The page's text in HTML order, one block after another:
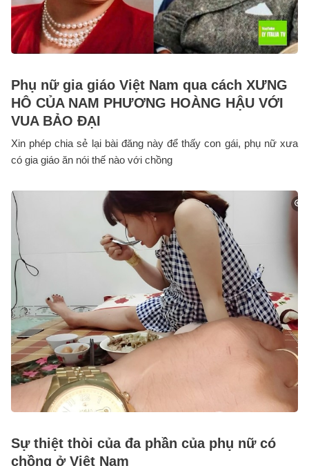
Phụ nữ gia giáo Việt Nam qua cách XƯNG
HÔ CỦA NAM PHƯƠNG HOÀNG HẬU VỚI
VUA BẢO ĐẠI
Xin phép chia sẻ lại bài đăng này để thấy con gái, phụ nữ xưa
có gia giáo ăn nói thế nào với chồng
Sự thiệt thòi của đa phần của phụ nữ có
chồng ở Việt Nam